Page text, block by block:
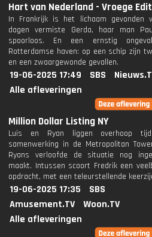
Hart van Nederland - Vroege
In Frankrijk is het lichaam gevonden
dagen vermiste Gerda, haar man
spoorloos. En een ernstig
Rotterdamse haven: op een schip zijn
en een zwaargewonde gevallen.
19-06-2025 17:49 SBS
Alle afleveringen
Million Dollar Listing NY
Luis en Ryan liggen overhoop
samenwerking in de Metropolitan
Ryans verloofde de situatie nog
maakt. Intussen scoort Fredrik een
opdracht, met een teleurstellende
19-06-2025 17:35
SBS
Amusement.TV
Woon.TV
Alle afleveringen